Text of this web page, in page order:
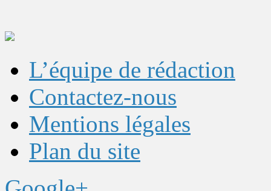
L’équipe de rédaction
Contactez-nous
Mentions légales
Plan du site